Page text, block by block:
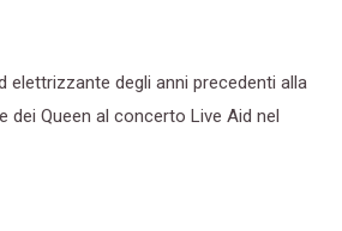
elettrizzante degli anni precedenti alla
dei Queen al concerto Live Aid nel